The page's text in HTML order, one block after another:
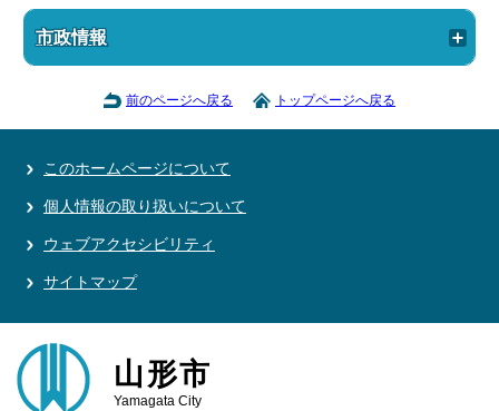
市政情報
前のページへ戻る トップページへ戻る
このホームページについて
個人情報の取り扱いについて
ウェブアクセシビリティ
サイトマップ
山形市
Yamagata City